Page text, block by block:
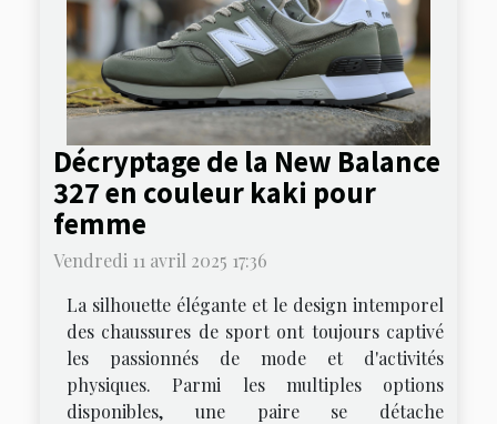
Décryptage de la New Balance
327 en couleur kaki pour
femme
Vendredi 11 avril 2025 17:36
La silhouette élégante et le design intemporel
des chaussures de sport ont toujours captivé
les passionnés de mode et d'activités
physiques. Parmi les multiples options
disponibles, une paire se détache